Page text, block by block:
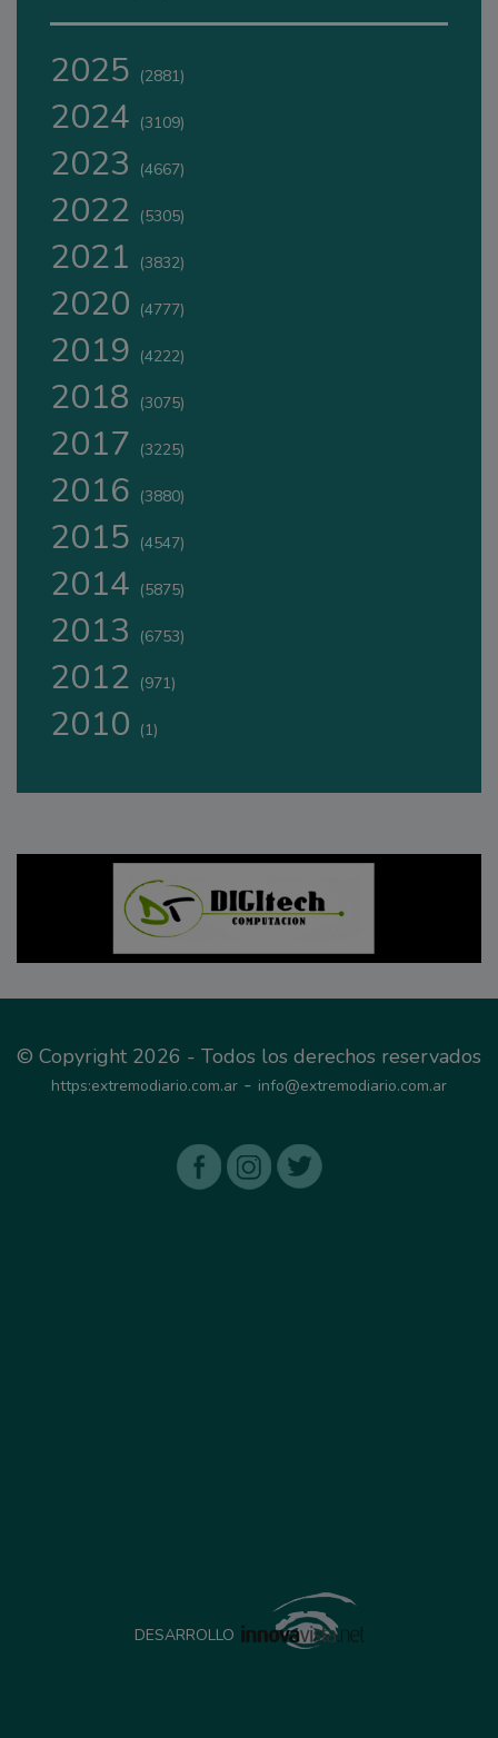
2025 (2881)
2024 (3109)
2023 (4667)
2022 (5305)
2021 (3832)
2020 (4777)
2019 (4222)
2018 (3075)
2017 (3225)
2016 (3880)
2015 (4547)
2014 (5875)
2013 (6753)
2012 (971)
2010 (1)
© Copyright 2026 - Todos los derechos reservados
https:extremodiario.com.ar - info@extremodiario.com.ar
DESARROLLO